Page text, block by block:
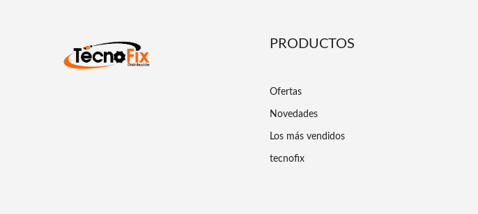
PRODUCTOS
Ofertas
Novedades
Los más vendidos
tecnofix